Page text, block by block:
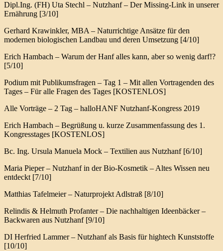
Dipl.Ing. (FH) Uta Stechl – Nutzhanf – Der Missing-Link in unserer
Ernährung [3/10]
Gerhard Krawinkler, MBA – Naturrichtige Ansätze für den
modernen biologischen Landbau und deren Umsetzung [4/10]
Erich Hambach – Warum der Hanf alles kann, aber so wenig darf!?
[5/10]
Podium mit Publikumsfragen – Tag 1 – Mit allen Vortragenden des
Tages – Für alle Fragen des Tages [KOSTENLOS]
Alle Vorträge – 2 Tag – halloHANF Nutzhanf-Kongress 2019
Erich Hambach – Begrüßung u. kurze Zusammenfassung des 1.
Kongresstages [KOSTENLOS]
Bc. Ing. Ursula Manuela Mock – Textilien aus Nutzhanf [6/10]
Maria Pieper – Nutzhanf in der Bio-Kosmetik – Altes Wissen neu
entdeckt [7/10]
Matthias Tafelmeier – Naturprojekt Adlstraß [8/10]
Relindis & Helmuth Profanter – Die nachhaltigen Ideenbäcker –
Backwaren aus Nutzhanf [9/10]
DI Herfried Lammer – Nutzhanf als Basis für hightech Kunststoffe
[10/10]